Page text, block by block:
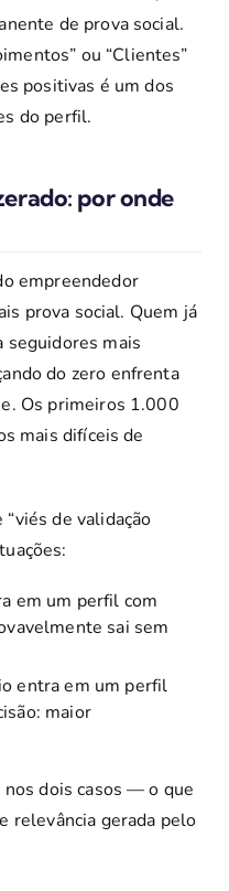
de prova social.
ou “Clientes”
positivas é um dos
do perfil.
por onde
empreendedor
prova social. Quem já
seguidores mais
do zero enfrenta
Os primeiros 1.000
mais difíceis de
de validação
em um perfil com
sai sem
entra em um perfil
maior
dois casos — o que
relevância gerada pelo